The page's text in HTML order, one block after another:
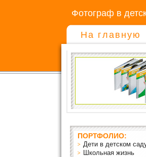
Фотограф в
На главную
ПОРТФОЛИО:
Дети в детском
Школьная жизнь